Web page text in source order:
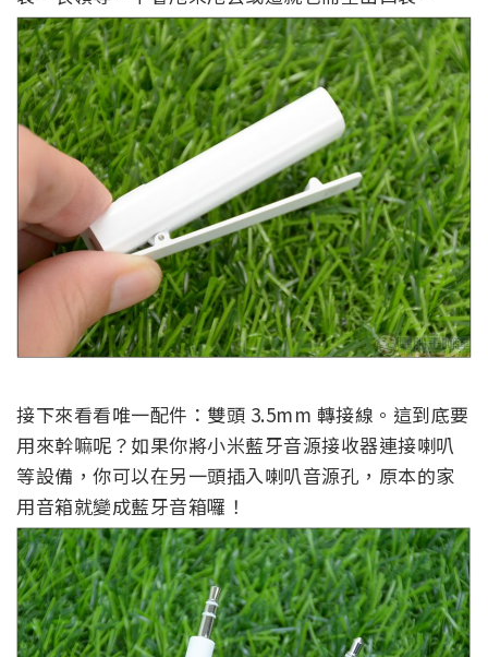
接下來看看唯一配件：雙頭 3.5mm 轉接線。這到底要
用來幹嘛呢？如果你將小米藍牙音源接收器連接喇叭
等設備，你可以在另一頭插入喇叭音源孔，原本的家
用音箱就變成藍牙音箱囉！